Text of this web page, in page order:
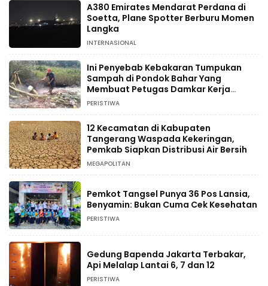
A380 Emirates Mendarat Perdana di
Soetta, Plane Spotter Berburu Momen
Langka
INTERNASIONAL
Ini Penyebab Kebakaran Tumpukan
Sampah di Pondok Bahar Yang
Membuat Petugas Damkar Kerja
Ekstra
PERISTIWA
12 Kecamatan di Kabupaten
Tangerang Waspada Kekeringan,
Pemkab Siapkan Distribusi Air Bersih
MEGAPOLITAN
Pemkot Tangsel Punya 36 Pos Lansia,
Benyamin: Bukan Cuma Cek Kesehatan
PERISTIWA
Gedung Bapenda Jakarta Terbakar,
Api Melalap Lantai 6, 7 dan 12
PERISTIWA